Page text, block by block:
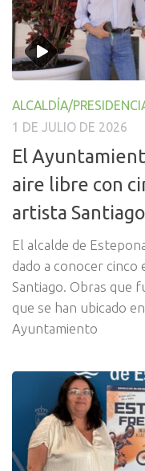
ALCALDÍA/
1 DE JULIO DE 2026
El
aire libre con
artista
El alcalde de
dado a conocer cinco
Santiago. Obras que
que se han ubicado
Ayuntamiento